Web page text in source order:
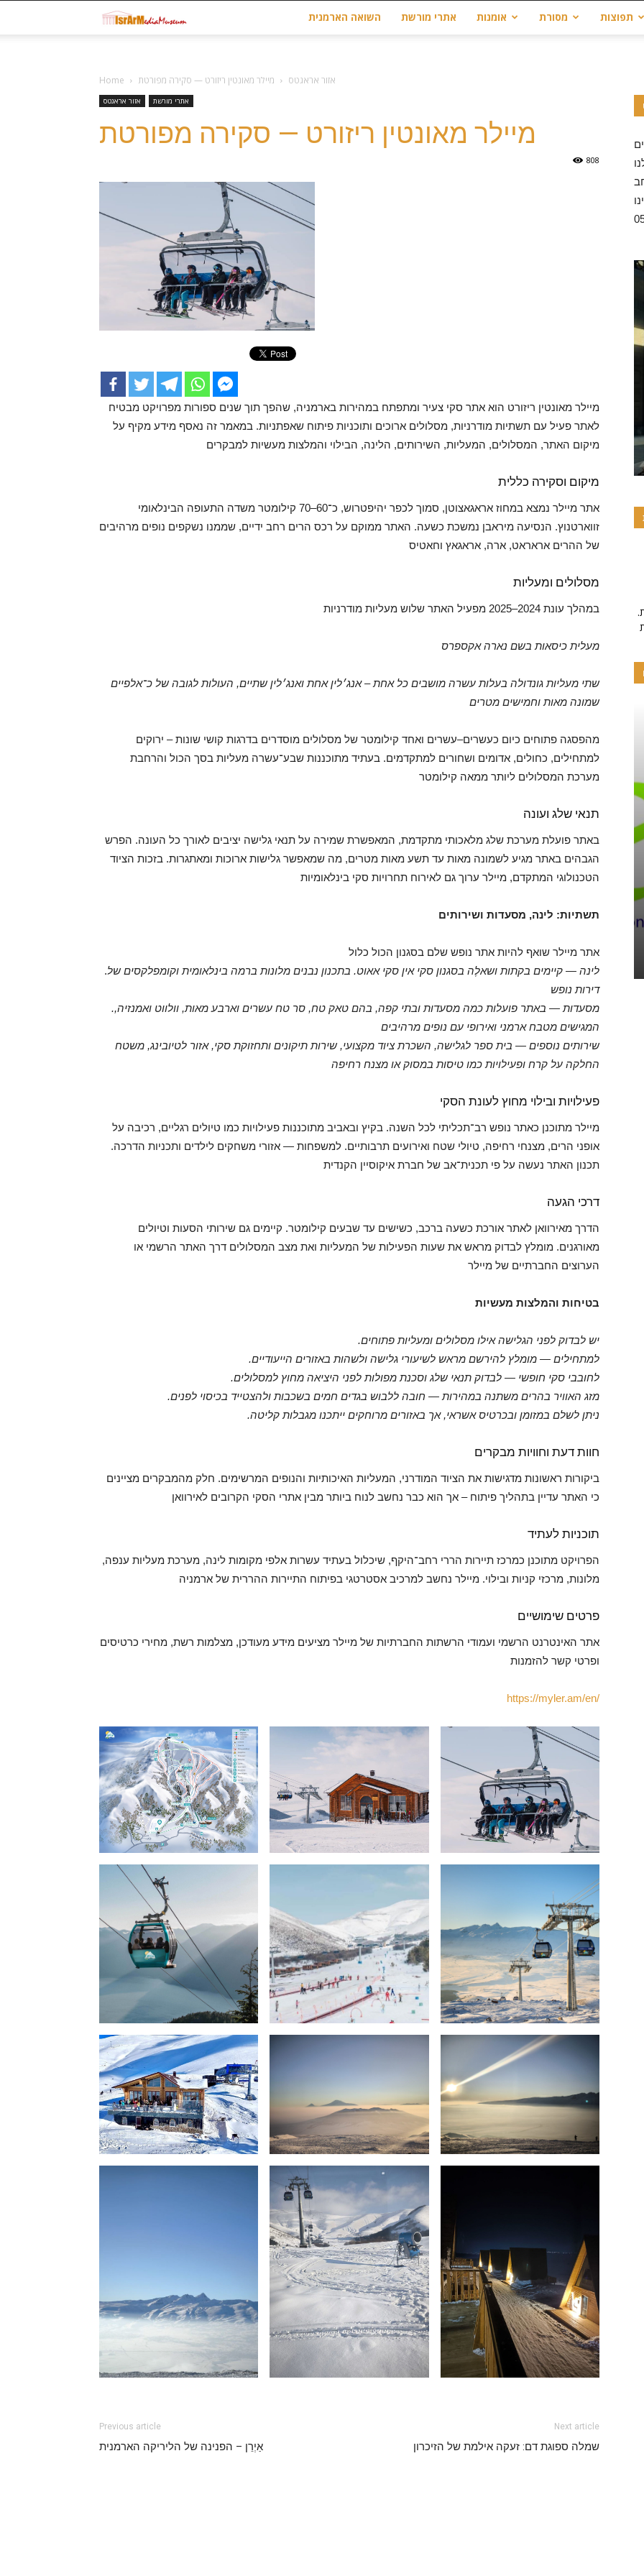
israrmedia.co.il
השואה הארמנית אתרי מורשת אומנות מסורת תפוצות
Home אזור אראגטס מיילר מאונטין ריזורט — סקירה מפורטת
אזור אראגטס אתרי מורשת
מיילר מאונטין ריזורט — סקירה מפורטת
808
מיילר מאונטין ריזורט הוא אתר סקי צעיר ומתפתח במהירות בארמניה, שהפך תוך שנים ספורות מפרויקט מבטיח
לאתר פעיל עם תשתיות מודרניות, מסלולים ארוכים ותוכניות פיתוח שאפתניות. במאמר זה נאסף מידע מקיף על
מיקום האתר, המסלולים, המעליות, השירותים, הלינה, הבילוי והמלצות מעשיות למבקרים
מיקום וסקירה כללית
אתר מיילר נמצא במחוז אראגאצוטן, סמוך לכפר יהיפטרוש, כ־60–70 קילומטר משדה התעופה הבינלאומי
זווארטנוץ. הנסיעה מיראבן נמשכת כשעה. האתר ממוקם על רכס הרים רחב ידיים, שממנו נשקפים נופים מרהיבים
של ההרים אראראט, ארה, אראגאץ וחאטיס
מסלולים ומעליות
במהלך עונת 2024–2025 מפעיל האתר שלוש מעליות מודרניות
מעלית כיסאות בשם נארה אקספרס
שתי מעליות גונדולה בעלות עשרה מושבים כל אחת – אנג׳לין אחת ואנג׳לין שתיים, העולות לגובה של כ־אלפיים
שמונה מאות וחמישים מטרים
מהפסגה פתוחים כיום כעשרים–עשרים ואחד קילומטר של מסלולים מוסדרים בדרגות קושי שונות – ירוקים
למתחילים, כחולים, אדומים ושחורים למתקדמים. בעתיד מתוכננות שבע־עשרה מעליות בסך הכול והרחבת
מערכת המסלולים ליותר ממאה קילומטר
תנאי שלג ועונה
באתר פועלת מערכת שלג מלאכותי מתקדמת, המאפשרת שמירה על תנאי גלישה יציבים לאורך כל העונה. הפרש
הגבהים באתר מגיע לשמונה מאות עד תשע מאות מטרים, מה שמאפשר גלישות ארוכות ומאתגרות. בזכות הציוד
הטכנולוגי המתקדם, מיילר ערוך גם לאירוח תחרויות סקי בינלאומיות
תשתיות: לינה, מסעדות ושירותים
אתר מיילר שואף להיות אתר נופש שלם בסגנון הכול כלול
.לינה — קיימים בקתות ושאלֶה בסגנון סקי אין סקי אאוט. בתכנון נבנים מלונות ברמה בינלאומית וקומפלקסים של
דירות נופש
.מסעדות — באתר פועלות כמה מסעדות ובתי קפה, בהם טאק טח, סר טח עשרים וארבע מאות, וולווט ואמנזיה,
המגישים מטבח ארמני ואירופי עם נופים מרהיבים
שירותים נוספים — בית ספר לגלישה, השכרת ציוד מקצועי, שירות תיקונים ותחזוקת סקי, אזור לטיובינג, משטח
החלקה על קרח ופעילויות כמו טיסות במסוק או מצנח רחיפה
פעילויות ובילוי מחוץ לעונת הסקי
מיילר מתוכנן כאתר נופש רב־תכליתי לכל השנה. בקיץ ובאביב מתוכננות פעילויות כמו טיולים רגליים, רכיבה על
אופני הרים, מצנחי רחיפה, טיולי שטח ואירועים תרבותיים. למשפחות — אזורי משחקים לילדים ותכניות הדרכה.
תכנון האתר נעשה על פי תכנית־אב של חברת איקוסיין הקנדית
דרכי הגעה
הדרך מאירוואן לאתר אורכת כשעה ברכב, כשישים עד שבעים קילומטר. קיימים גם שירותי הסעות וטיולים
מאורגנים. מומלץ לבדוק מראש את שעות הפעילות של המעליות ואת מצב המסלולים דרך האתר הרשמי או
הערוצים החברתיים של מיילר
בטיחות והמלצות מעשיות
.יש לבדוק לפני הגלישה אילו מסלולים ומעליות פתוחים
.למתחילים — מומלץ להירשם מראש לשיעורי גלישה ולשהות באזורים הייעודיים
.לחובבי סקי חופשי — לבדוק תנאי שלג וסכנת מפולות לפני היציאה מחוץ למסלולים
.מזג האוויר בהרים משתנה במהירות — חובה ללבוש בגדים חמים בשכבות ולהצטייד בכיסוי לפנים
.ניתן לשלם במזומן ובכרטיס אשראי, אך באזורים מרוחקים ייתכנו מגבלות קליטה
חוות דעת וחוויות מבקרים
ביקורות ראשונות מדגישות את הציוד המודרני, המעליות האיכותיות והנופים המרשימים. חלק מהמבקרים מציינים
כי האתר עדיין בתהליך פיתוח – אך הוא כבר נחשב לנוח ביותר מבין אתרי הסקי הקרובים לאירוואן
תוכניות לעתיד
הפרויקט מתוכנן כמרכז תיירות הררי רחב־היקף, שיכלול בעתיד עשרות אלפי מקומות לינה, מערכת מעליות ענפה,
מלונות, מרכזי קניות ובילוי. מיילר נחשב למרכיב אסטרטגי בפיתוח התיירות ההררית של ארמניה
פרטים שימושיים
אתר האינטרנט הרשמי ועמודי הרשתות החברתיות של מיילר מציעים מידע מעודכן, מצלמות רשת, מחירי כרטיסים
ופרטי קשר להזמנות
https://myler.am/en/
Previous article
אַיְרֵן – הפנינה של הליריקה הארמנית
Next article
שמלה ספוגת דם: זעקה אילמת של הזיכרון
.פרויקט זה מיושם על ידי תרומות והתנדבות, אם אהבתם את
ארמנים בישראל